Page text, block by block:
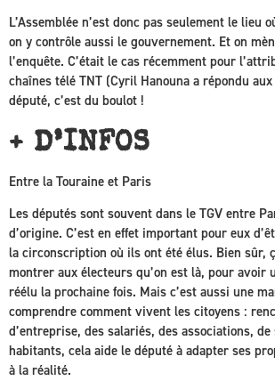
L’Assemblée n’est donc pas seulement le lieu
on y contrôle aussi le gouvernement. Et on
l’enquête. C’était le cas récemment pour
chaînes télé TNT (Cyril Hanouna a répondu
député, c’est du boulot !
+ D’INFOS
Entre la Touraine et Paris
Les députés sont souvent dans le TGV entre
d’origine. C’est en effet important pour eux
la circonscription où ils ont été élus. Bien sûr,
montrer aux électeurs qu’on est là, pour avoir
réélu la prochaine fois. Mais c’est aussi une
comprendre comment vivent les citoyens :
d’entreprise, des salariés, des associations,
habitants, cela aide le député à adapter ses
à la réalité.